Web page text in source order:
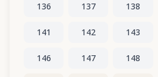
136 137 138
141 142 143
146 147 148